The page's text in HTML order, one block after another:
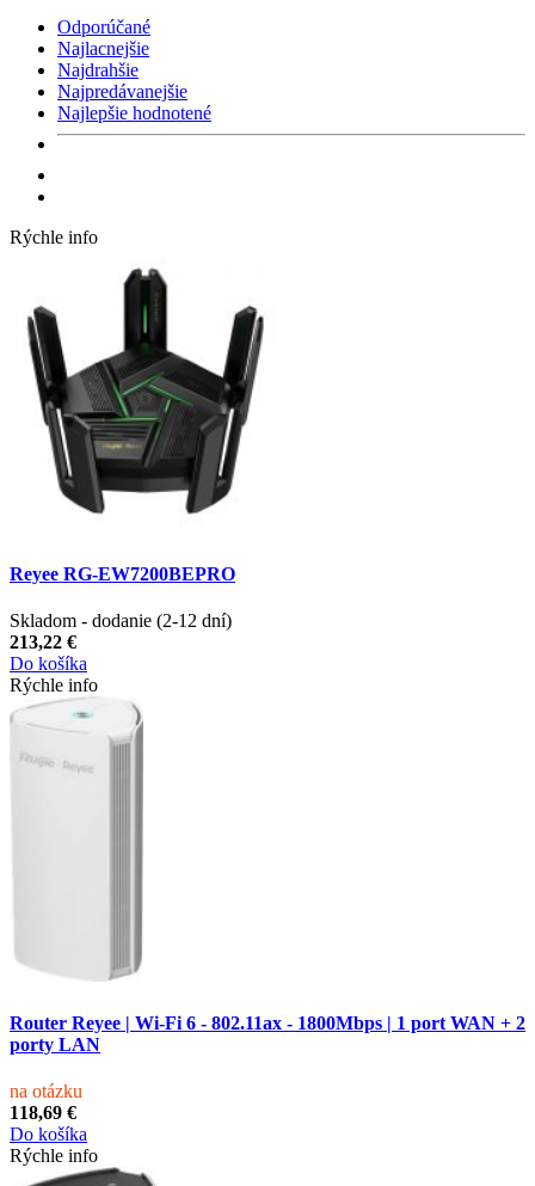
Odporúčané
Najlacnejšie
Najdrahšie
Najpredávanejšie
Najlepšie hodnotené
Rýchle info
Reyee RG-EW7200BEPRO
Skladom - dodanie (2-12 dní)
213,22 €
Do košíka
Rýchle info
Router Reyee | Wi-Fi 6 - 802.11ax - 1800Mbps | 1 port WAN + 2
porty LAN
na otázku
118,69 €
Do košíka
Rýchle info